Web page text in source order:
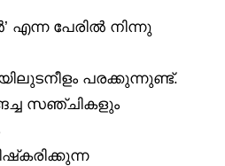
എന്ന പേരിൽ നിന്നു
പരക്കുന്നുണ്ട്.
സഞ്ചികളും